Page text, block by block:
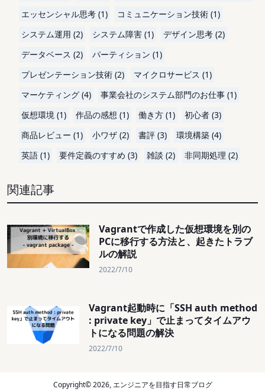
エッセンシャル思考 (1)
コミュニケーション技術 (1)
システム運用 (2)
システム障害 (1)
デザイン思考 (2)
データベース (2)
パーティション (1)
プレゼンテーション技術 (2)
マイクロサービス (1)
マーケティング (4)
事業会社のシステム部門のお仕事 (1)
仮想環境 (1)
作品の感想 (1) 働き方 (1)
初心者 (3)
商品レビュー (1)
小ワザ (2) 書評 (3)
環境構築 (4)
英語 (1)
要件定義のすすめ (3) 雑談 (2) 非同期処理 (2)
関連記事
Vagrantで作成した仮想環境を別の
PCに移行する方法と、起きたトラブ
ルの解説
2022/7/10
Vagrant起動時に「SSH auth method
: private key」で止まってタイムアウ
トになる問題の解決
2022/7/10
Copyright©2026, エンジニアを目指す日常ブログ